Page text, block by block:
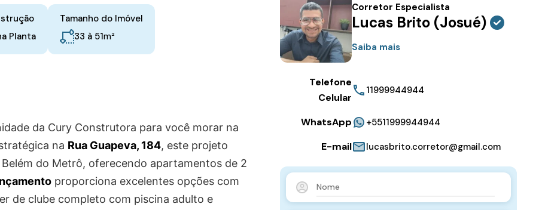
Planta
Tamanho do Imóvel
33 à 51m²
da Cury Construtora para você morar na
na Rua Guapeva, 184, este projeto
do Metrô, oferecendo apartamentos de 2
proporciona excelentes opções com
de clube completo com piscina adulto e
Corretor Especialista
Lucas Brito (Josué)
Saiba mais
Telefone
Celular
11999944944
WhatsApp +5511999944944
E-mail lucasbrito.corretor@gmail.com